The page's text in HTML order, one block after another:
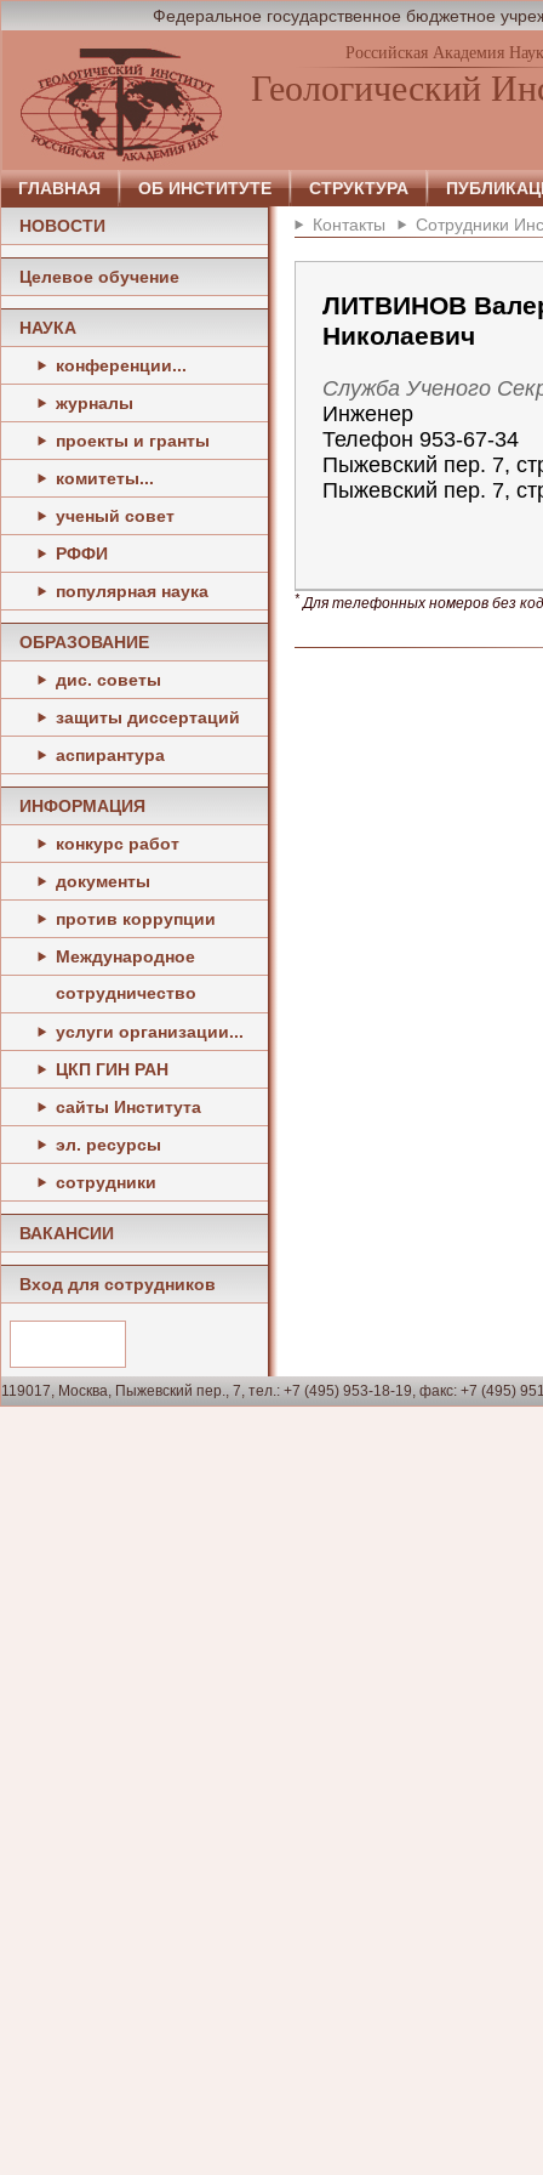
Федеральное государственное бюджетное
Российская Академия Наук
Геологический
ГЛАВНАЯ ОБ ИНСТИТУТЕ СТРУКТУРА
НОВОСТИ
Целевое обучение
НАУКА
конференции...
журналы
проекты и гранты
комитеты...
ученый совет
РФФИ
популярная наука
ОБРАЗОВАНИЕ
дис. советы
защиты диссертаций
аспирантура
ИНФОРМАЦИЯ
конкурс работ
документы
против коррупции
Международное
сотрудничество
услуги организации...
ЦКП ГИН РАН
сайты Института
эл. ресурсы
сотрудники
ВАКАНСИИ
Вход для сотрудников
Контакты Сотрудники
ЛИТВИНОВ
Николаевич
Служба Ученого
Инженер
Телефон 953-67-34
Пыжевский пер. 7,
Пыжевский пер. 7,
*Для телефонных номеров без
119017, Москва, Пыжевский пер., 7, тел.: +7 (495) 953-18-19, факс: +7 (495)